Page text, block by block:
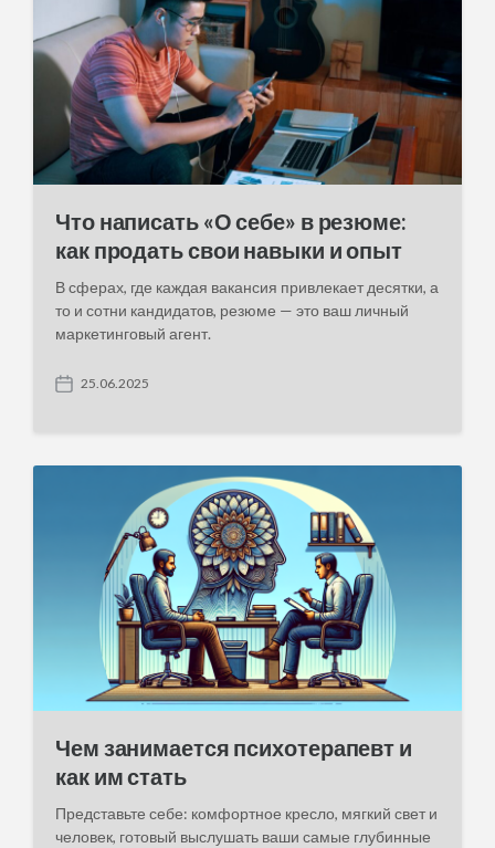
Что написать «О себе» в резюме:
как продать свои навыки и опыт
В сферах, где каждая вакансия привлекает десятки, а
то и сотни кандидатов, резюме — это ваш личный
маркетинговый агент.
P
25.06.2025
Чем занимается психотерапевт и
как им стать
Представьте себе: комфортное кресло, мягкий свет и
человек, готовый выслушать ваши самые глубинные